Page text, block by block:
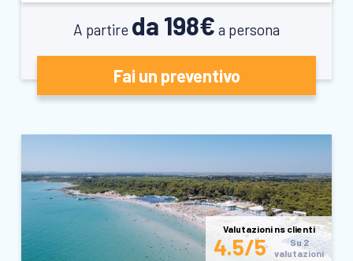
A partire da 198€ a persona
Fai un preventivo
Valutazioni ns clienti
4.5/5
Su 2
valutazioni